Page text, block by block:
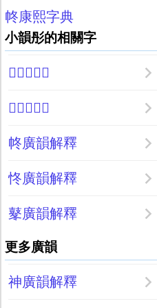
㠽康熙字典
小韻彤的相關字
𢾮廣韻解釋
𢥞廣韻解釋
㠽廣韻解釋
㤏廣韻解釋
鼕廣韻解釋
更多廣韻
神廣韻解釋